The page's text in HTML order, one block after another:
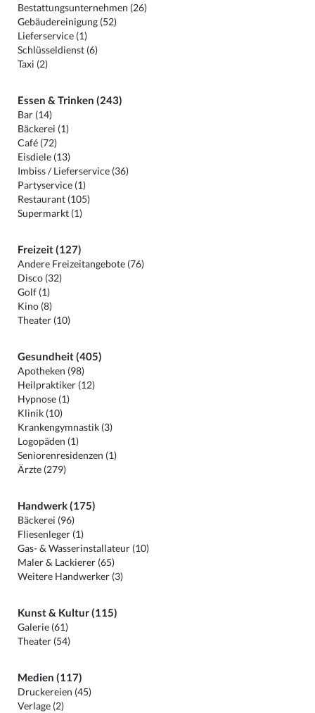
Bestattungsunternehmen (26)
Gebäudereinigung (52)
Lieferservice (1)
Schlüsseldienst (6)
Taxi (2)
Essen & Trinken (243)
Bar (14)
Bäckerei (1)
Café (72)
Eisdiele (13)
Imbiss / Lieferservice (36)
Partyservice (1)
Restaurant (105)
Supermarkt (1)
Freizeit (127)
Andere Freizeitangebote (76)
Disco (32)
Golf (1)
Kino (8)
Theater (10)
Gesundheit (405)
Apotheken (98)
Heilpraktiker (12)
Hypnose (1)
Klinik (10)
Krankengymnastik (3)
Logopäden (1)
Seniorenresidenzen (1)
Ärzte (279)
Handwerk (175)
Bäckerei (96)
Fliesenleger (1)
Gas- & Wasserinstallateur (10)
Maler & Lackierer (65)
Weitere Handwerker (3)
Kunst & Kultur (115)
Galerie (61)
Theater (54)
Medien (117)
Druckereien (45)
Verlage (2)